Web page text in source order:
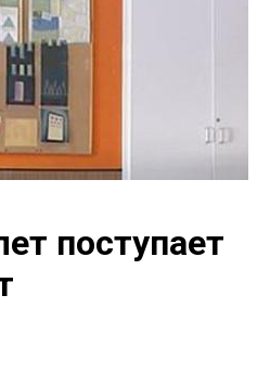
поступает